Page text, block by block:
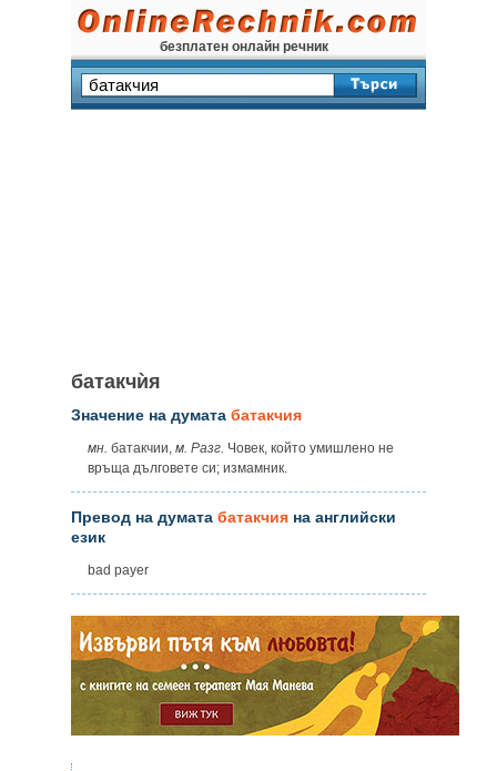
безплатен онлайн речник
батакчѝя
Значение на думата батакчия
мн. батакчии, м. Разг. Човек, който умишлено не
връща дълговете си; измамник.
Превод на думата батакчия на английски
език
bad payer